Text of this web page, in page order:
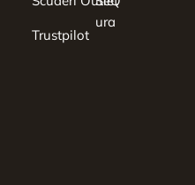
Trustpilot